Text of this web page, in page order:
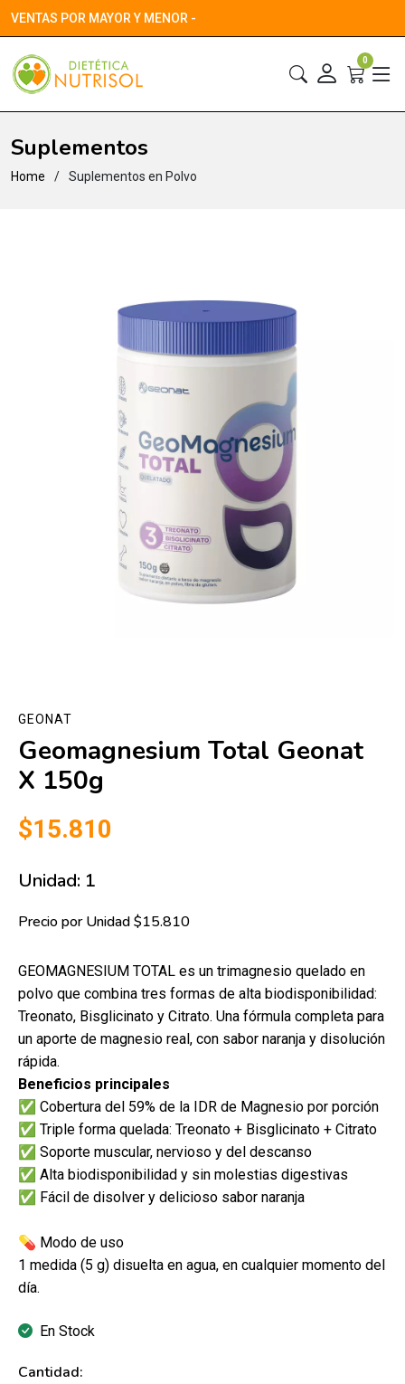
VENTAS POR MAYOR Y MENOR -
0
Suplementos
Home Suplementos en Polvo
GEONAT
Geomagnesium Total Geonat
X 150g
$15.810
Unidad: 1
Precio por Unidad $15.810
GEOMAGNESIUM TOTAL es un trimagnesio quelado en
polvo que combina tres formas de alta biodisponibilidad:
Treonato, Bisglicinato y Citrato. Una fórmula completa para
un aporte de magnesio real, con sabor naranja y disolución
rápida.
Beneficios principales
✅ Cobertura del 59% de la IDR de Magnesio por porción
✅ Triple forma quelada: Treonato + Bisglicinato + Citrato
✅ Soporte muscular, nervioso y del descanso
✅ Alta biodisponibilidad y sin molestias digestivas
✅ Fácil de disolver y delicioso sabor naranja
💊 Modo de uso
1 medida (5 g) disuelta en agua, en cualquier momento del
día.
En Stock
Cantidad: